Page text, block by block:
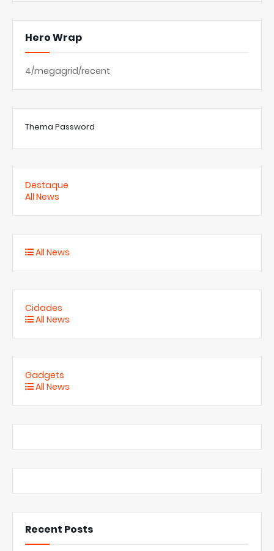
Hero Wrap
4/megagrid/recent
Thema Password
Destaque
All News
All News
Cidades
All News
Gadgets
All News
Recent Posts